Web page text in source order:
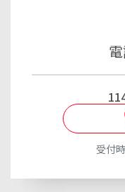
用権の取得費用
ですが
受付